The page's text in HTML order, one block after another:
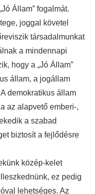
Állam” fogalmát.
joggal követel
társadalmunkat
a mindennapi
hogy a „Jó Állam”
állam, a jogállam
demokratikus állam
az alapvető emberi-,
a szabad
biztosít a fejlődésre
közép-kelet
ez pedig
lehetséges. Az